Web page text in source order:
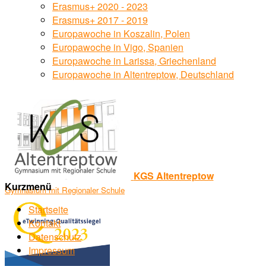
Erasmus+ 2020 - 2023
Erasmus+ 2017 - 2019
Europawoche in Koszalin, Polen
Europawoche in Vigo, Spanien
Europawoche in Larissa, Griechenland
Europawoche in Altentreptow, Deutschland
KGS Altentreptow
Gymnasium mit Regionaler Schule
Kurzmenü
Startseite
Kontakt
Datenschutz
Impressum